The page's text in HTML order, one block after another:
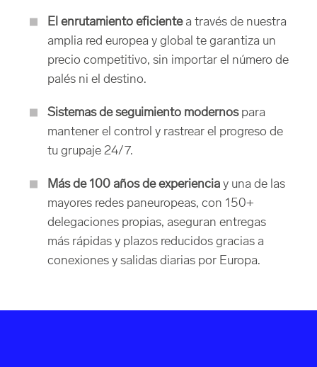
El enrutamiento eficiente a través de nuestra
amplia red europea y global te garantiza un
precio competitivo, sin importar el número de
palés ni el destino.
Sistemas de seguimiento modernos para
mantener el control y rastrear el progreso de
tu grupaje 24/7.
Más de 100 años de experiencia y una de las
mayores redes paneuropeas, con 150+
delegaciones propias, aseguran entregas
más rápidas y plazos reducidos gracias a
conexiones y salidas diarias por Europa.